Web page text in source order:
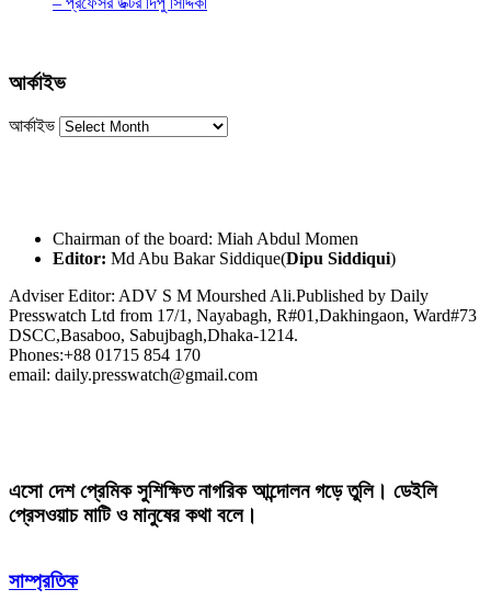
আর্কাইভ
আর্কাইভ
Chairman of the board: Miah Abdul Momen
Editor: Md Abu Bakar Siddique(Dipu Siddiqui)
Adviser Editor: ADV S M Mourshed Ali.Published by Daily
Presswatch Ltd from 17/1, Nayabagh, R#01,Dakhingaon, Ward#73
DSCC,Basaboo, Sabujbagh,Dhaka-1214.
Phones:+88 01715 854 170
email: daily.presswatch@gmail.com
এসো দেশ প্রেমিক সুশিক্ষিত নাগরিক আন্দোলন গড়ে তুলি। ডেইলি
প্রেসওয়াচ মাটি ও মানুষের কথা বলে।
সাম্প্রতিক